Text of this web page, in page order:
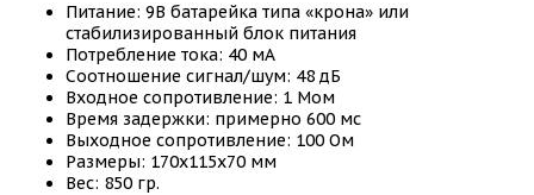
Питание: 9В батарейка типа «крона» или
стабилизированный блок питания
Потребление тока: 40 мА
Соотношение сигнал/шум: 48 дБ
Входное сопротивление: 1 Мом
Время задержки: примерно 600 мс
Выходное сопротивление: 100 Ом
Размеры: 170х115х70 мм
Вес: 850 гр.